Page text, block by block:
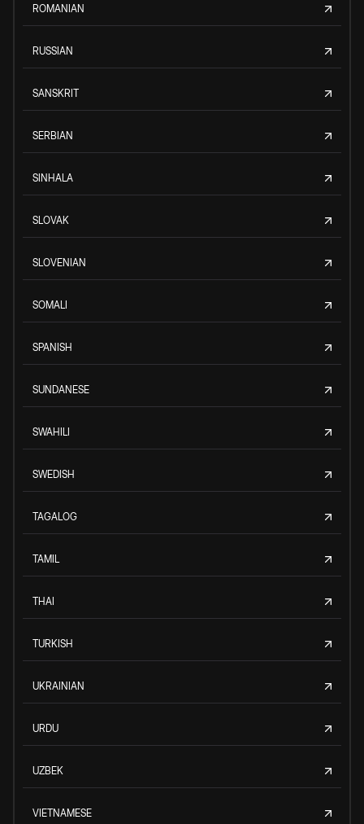
ROMANIAN
RUSSIAN
SANSKRIT
SERBIAN
SINHALA
SLOVAK
SLOVENIAN
SOMALI
SPANISH
SUNDANESE
SWAHILI
SWEDISH
TAGALOG
TAMIL
THAI
TURKISH
UKRAINIAN
URDU
UZBEK
VIETNAMESE